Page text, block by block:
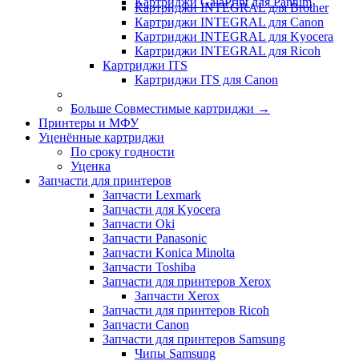
Картриджи INTEGRAL для Brother
Картриджи INTEGRAL для Canon
Картриджи INTEGRAL для Kyocera
Картриджи INTEGRAL для Ricoh
Картриджи ITS
Картриджи ITS для Canon
Больше Совместимые картриджи →
Принтеры и МФУ
Уценённые картриджи
По сроку годности
Уценка
Запчасти для принтеров
Запчасти Lexmark
Запчасти для Kyocera
Запчасти Oki
Запчасти Panasonic
Запчасти Koniсa Minolta
Запчасти Toshiba
Запчасти для принтеров Xerox
Запчасти Xerox
Запчасти для принтеров Ricoh
Запчасти Canon
Запчасти для принтеров Samsung
Чипы Samsung